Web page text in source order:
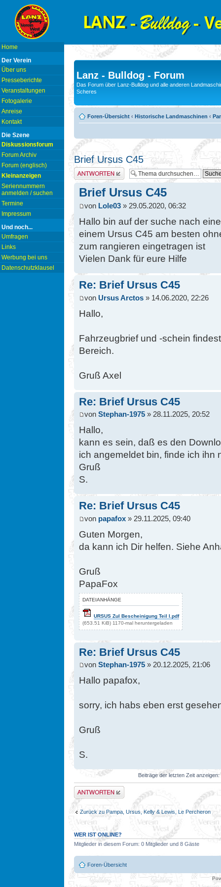
Home
Der Verein
Über uns
Presseberichte
Veranstaltungen
Fotogalerie
Anreise
Kontakt
Die Szene
Diskussionsforum
Forum Archiv
Forum (englisch)
Kleinanzeigen
Seriennummern
anmelden / suchen
Termine
Impressum
Und noch...
Umfragen
Links
Werbung bei uns
Datenschutzklausel
Lanz - Bulldog - Forum
Das Forum über Lanz-Bulldog und alle anderen
Scheres
Foren-Übersicht ‹ Historische Landmaschinen ‹
Brief Ursus C45
Antwort erstellen
Brief Ursus C45
von Lole03 » 29.05.2020, 06:32
Hallo bin auf der suche nach
einem Ursus C45 am besten
zum rangieren eingetragen ist
Vielen Dank für eure Hilfe
Re: Brief Ursus C45
von Ursus Arctos » 14.06.2020, 22:26
Hallo,
Fahrzeugbrief und -schein
Bereich.
Gruß Axel
Re: Brief Ursus C45
von Stephan-1975 » 28.11.2025, 20:52
Hallo,
kann es sein, daß es den
ich angemeldet bin, finde ich ihn
Gruß
S.
Re: Brief Ursus C45
von papafox » 29.11.2025, 09:40
Guten Morgen,
da kann ich Dir helfen. Siehe
Gruß
PapaFox
DATEIANHÄNGE
URSUS Zul Bescheinigung Teil I.pdf
(653.51 KiB) 1170-mal heruntergeladen
Re: Brief Ursus C45
von Stephan-1975 » 20.12.2025, 21:06
Hallo papafox,
sorry, ich habs eben erst
Gruß
S.
Beiträge der letzten Zeit anzeigen:
Antwort erstellen
Zurück zu Pampa, Ursus, Kelly & Lewis, Le Percheron
WER IST ONLINE?
Mitglieder in diesem Forum: 0 Mitglieder und 8 Gäste
Foren-Übersicht